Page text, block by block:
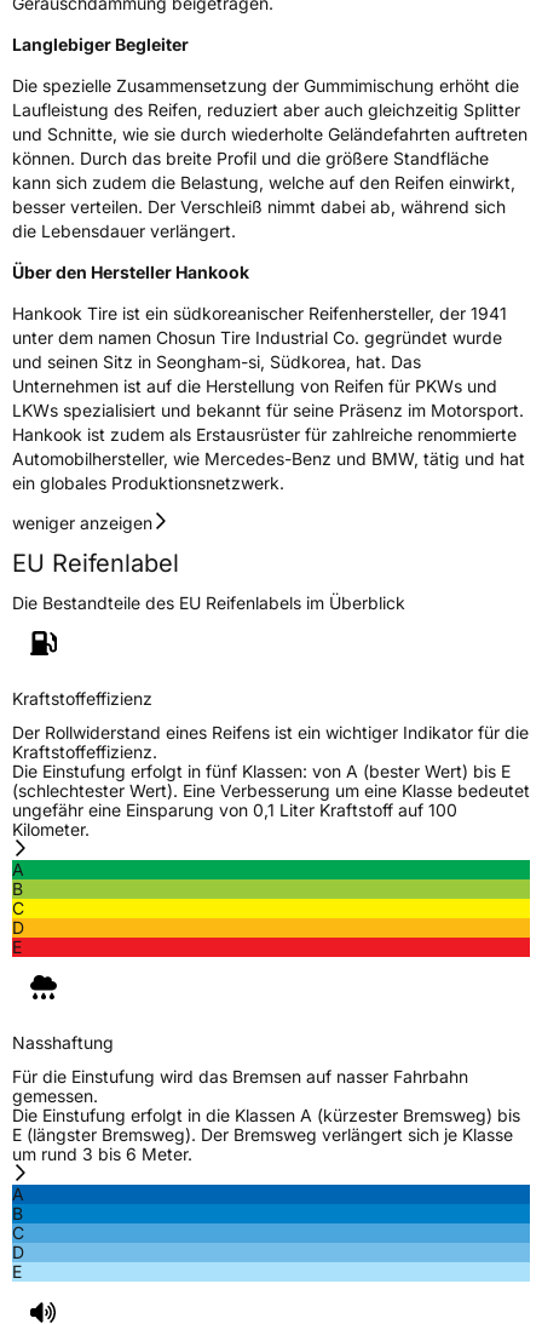
3PMSF / Schneeflockensymbol / Alpine-Symbol
EisgripNein
EPREL ID470197
Allgemeine Produktsicherheit (GPSR)
HerstellerkontaktHankook Tire Europe GmbH, Siemensstr. 14
technik@hankookreifen.de
Langlebiger Begleiter
Die spezielle Zusammensetzung der Gummimischung erhöht die
Laufleistung des Reifen, reduziert aber auch gleichzeitig Splitter
und Schnitte, wie sie durch wiederholte Geländefahrten auftreten
können. Durch das breite Profil und die größere Standfläche
kann sich zudem die Belastung, welche auf den Reifen einwirkt,
besser verteilen. Der Verschleiß nimmt dabei ab, während sich
die Lebensdauer verlängert.
Über den Hersteller Hankook
Hankook Tire ist ein südkoreanischer Reifenhersteller, der 1941
unter dem namen Chosun Tire Industrial Co. gegründet wurde
und seinen Sitz in Seongham-si, Südkorea, hat. Das
Unternehmen ist auf die Herstellung von Reifen für PKWs und
LKWs spezialisiert und bekannt für seine Präsenz im Motorsport.
Hankook ist zudem als Erstausrüster für zahlreiche renommierte
Automobilhersteller, wie Mercedes-Benz und BMW, tätig und hat
ein globales Produktionsnetzwerk.
weniger anzeigen
EU Reifenlabel
Die Bestandteile des EU Reifenlabels im Überblick
Kraftstoffeffizienz
Der Rollwiderstand eines Reifens ist ein wichtiger Indikator für die
Kraftstoffeffizienz.
Die Einstufung erfolgt in fünf Klassen: von A (bester Wert) bis E
(schlechtester Wert). Eine Verbesserung um eine Klasse bedeutet
ungefähr eine Einsparung von 0,1 Liter Kraftstoff auf 100
Kilometer.
A
B
C
D
E
Nasshaftung
Für die Einstufung wird das Bremsen auf nasser Fahrbahn
gemessen.
Die Einstufung erfolgt in die Klassen A (kürzester Bremsweg) bis
E (längster Bremsweg). Der Bremsweg verlängert sich je Klasse
um rund 3 bis 6 Meter.
A
B
C
D
E